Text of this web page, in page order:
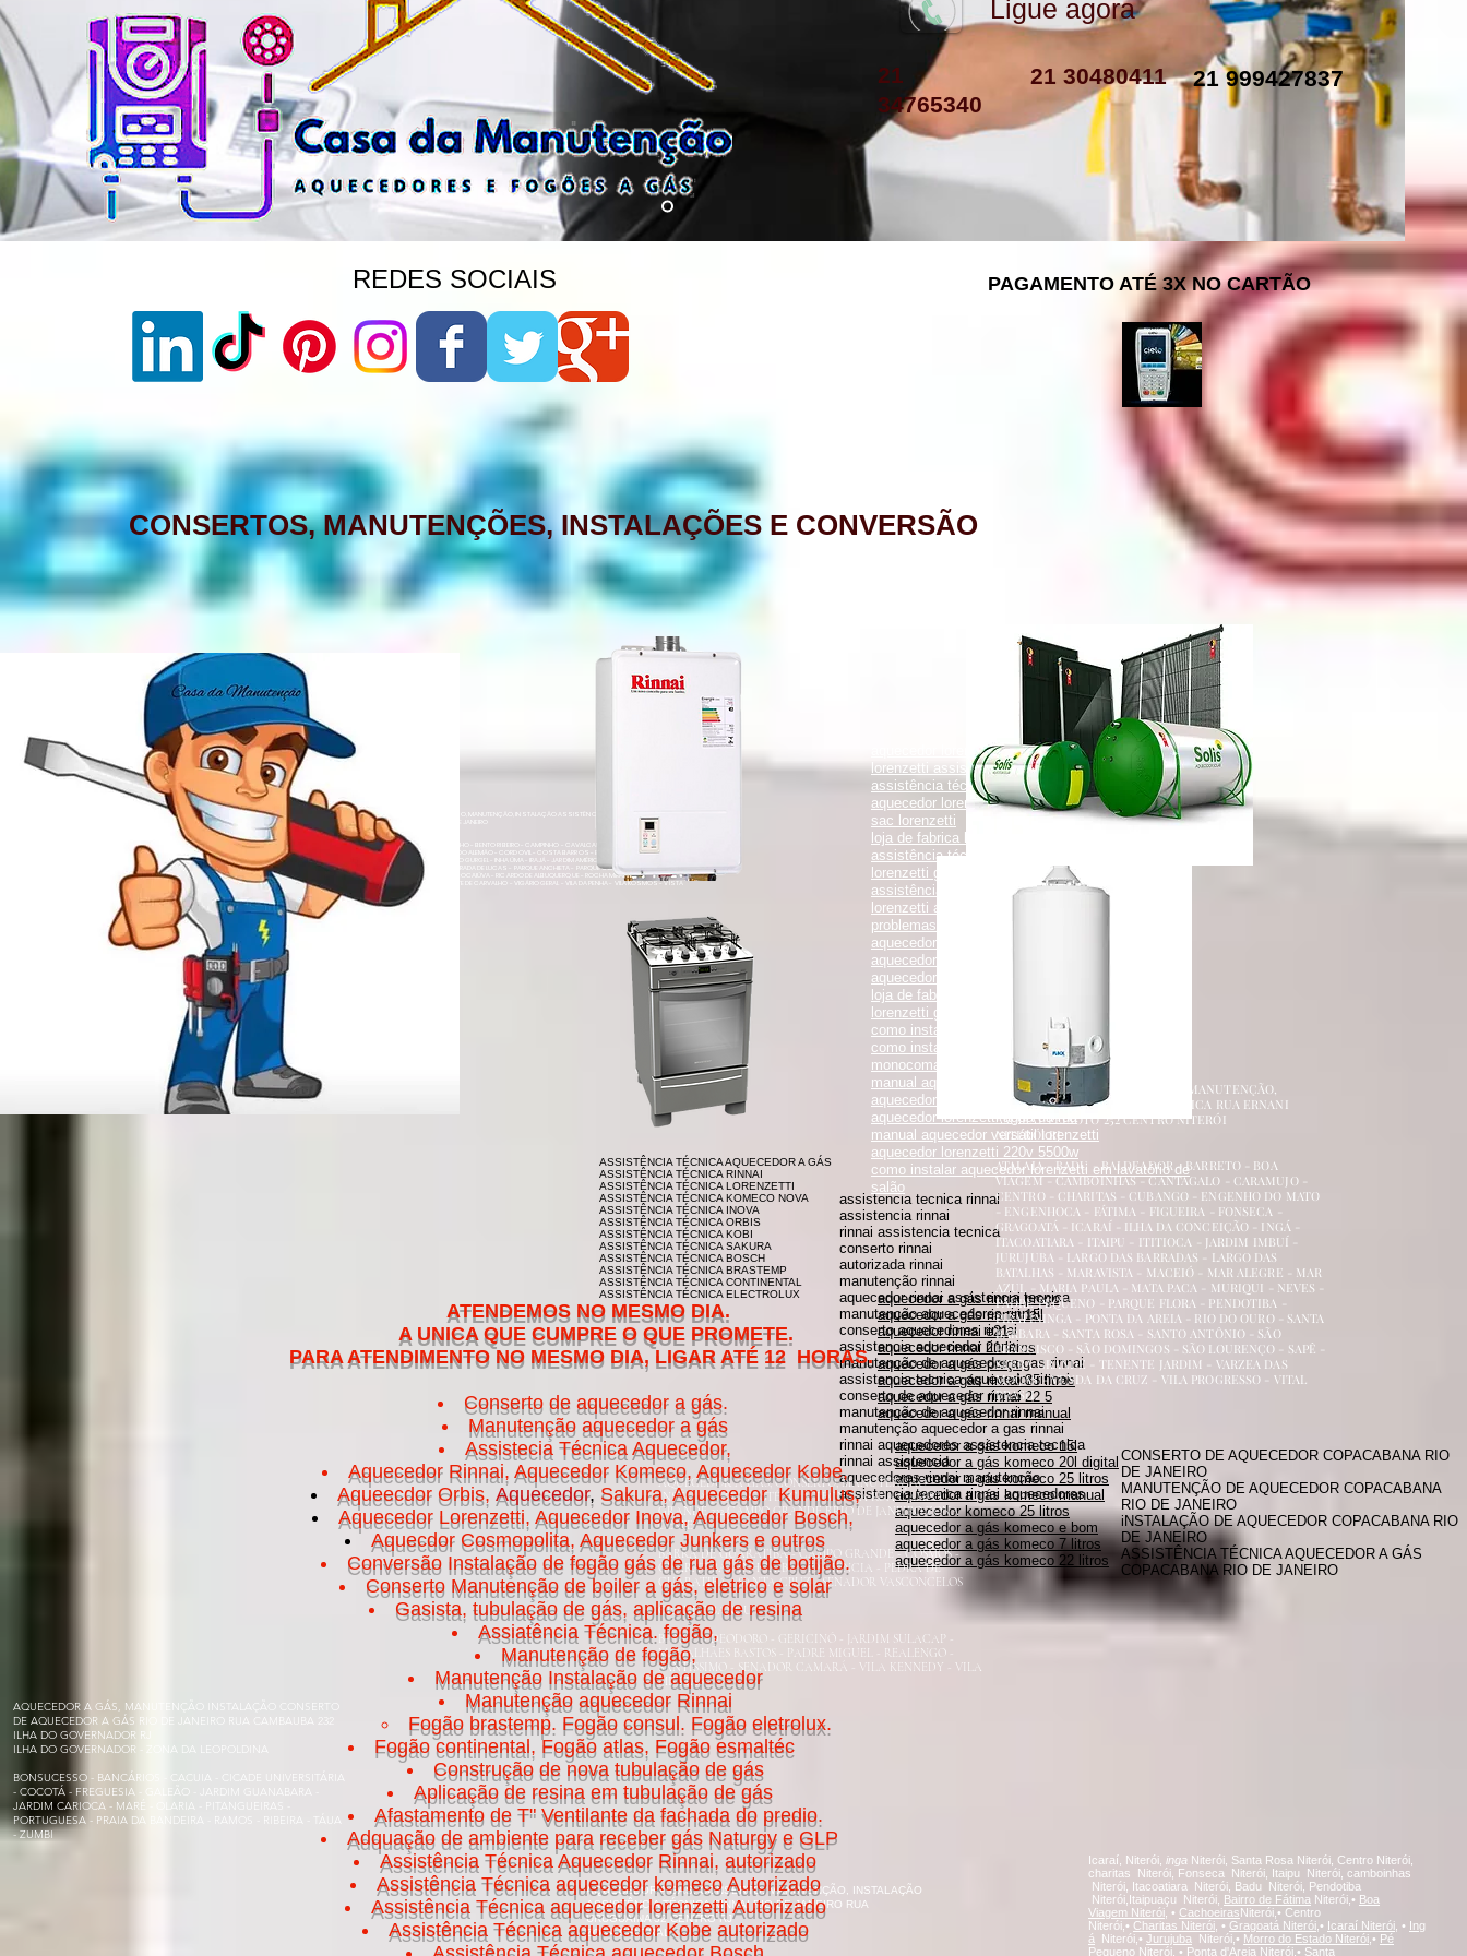
aquecedor a gás komeco 15l
aquecedor a gás komeco 20l digital
aquecedor a gás komeco 25 litros
aquecedor a gás komeco manual
aquecedor komeco 25 litros
aquecedor a gás komeco e bom
aquecedor a gás komeco 7 litros
aquecedor a gás komeco 22 litros
ASSISTÊNCIA TÉCNICA AQUECEDOR A GÁS
ASSISTÊNCIA TÉCNICA RINNAI
ASSISTÊNCIA TÉCNICA LORENZETTI
ASSISTÊNCIA TÉCNICA KOMECO NOVA
ASSISTÊNCIA TÉCNICA INOVA
ASSISTÊNCIA TÉCNICA ORBIS
ASSISTÊNCIA TÉCNICA KOBI
ASSISTÊNCIA TÉCNICA SAKURA
ASSISTÊNCIA TÉCNICA BOSCH
ASSISTÊNCIA TÉCNICA BRASTEMP
ASSISTÊNCIA TÉCNICA CONTINENTAL
ASSISTÊNCIA TÉCNICA ELECTROLUX
resistencia de boiler eletrico
resistencia eletrica boiler
resistencia para boiler preço
resistencia boiler komeco
aquecedor a gás rinnai preço
aquecedor a gás rinnai 15l
aquecedor rinnai e21
aquecedor rinnai 21 litros
aquecedor a gás preço
aquecedor a gás rinnai 35 litros
aquecedor a gás rinnai 22 5
aquecedor a gás rinnai manual
Ligue agora
21
34765340
21 30480411 21 999427837
CONSERTO DE AQUECEDOR COPACABANA RIO
DE JANEIRO
MANUTENÇÃO DE AQUECEDOR COPACABANA
RIO DE JANEIRO
iNSTALAÇÃO DE AQUECEDOR COPACABANA RIO
DE JANEIRO
ASSISTÊNCIA TÉCNICA AQUECEDOR A GÁS
COPACABANA RIO DE JANEIRO
assistencia tecnica rinnai
assistencia rinnai
rinnai assistencia tecnica
conserto rinnai
autorizada rinnai
manutenção rinnai
aquecedor rinnai assistencia tecnica
manutenção aquecedores rinnai
conserto aquecedores rinnai
assistencia aquecedor rinnai
manutenção de aquecedor a gas rinnai
assistencia tecnica aquecedor rinnai
conserto de aquecedor rinnai
manutenção de aquecedor rinnai
manutenção aquecedor a gas rinnai
rinnai aquecedores assistencia tecnica
rinnai assistencia
aquecedores rinnai manutenção
assistencia tecnica rinnai aquecedores
REDES SOCIAIS PAGAMENTO ATÉ 3X NO CARTÃO
CONSERTOS, MANUTENÇÕES, INSTALAÇÕES E CONVERSÃO
Icaraí, Niterói, inga Niterói, Santa Rosa Niterói, Centro Niterói,
charitas Niterói, Fonseca Niterói, Itaipu Niterói, camboinhas
Niterói, Itacoatiara Niterói, Badu Niterói, Pendotiba
Niterói,Itaipuaçu Niterói, Bairro de Fátima Niterói,• Boa
Viagem Niterói, • CachoeirasNiterói,• Centro
Niterói,• Charitas Niterói, • Gragoatá Niterói, • Icaraí Niterói, • Ing
á Niterói,• Jurujuba Niterói,• Morro do Estado Niterói, • Pé
Pequeno Niterói, • Ponta d'Areia Niterói, • Santa
aquecedor lorenzetti vazando
lorenzetti assistência técnica
assistência técnica chuveiro lorenzetti rj
aquecedor lorenzetti não esquenta muito
sac lorenzetti
loja de fabrica lorenzetti
assistência técnica lorenzetti lapa
lorenzetti garantia
assistência técnica chuveiro lorenzetti rj
lorenzetti assistência técnica
problemas com aquecedor a gás lorenzetti
aquecedor lorenzetti manual
aquecedor a gás lorenzetti
aquecedor a gás lorenzetti 15l
loja de fabrica lorenzetti
lorenzetti garantia
como instalar aquecedor versátil lorenzetti
como instalar aquecedor lorenzetti em torneira
monocomando
manual aquecedor lorenzetti
aquecedor lorenzetti 110v
aquecedor lorenzetti água da rua
manual aquecedor versátil lorenzetti
aquecedor lorenzetti 220v 5500w
como instalar aquecedor lorenzetti em lavatório de
salão
AQUECEDOR A GÁS , CONSERTO, MANUTENÇÃO, INSTALAÇÃO ASSISTÊNCIA TÉCNICA RUA PORTO FELIZ 371
LOJA A HONORIO GURGEL RIO DE JANEIRO
ZONA NORTE
ACARÍ - ANCHIETA - BARROS FILHO - BENTO RIBEIRO - CAMPINHO - CAVALCANTI - CASCADURA - COELHO
NETO - COLÉGIO - COMPLEXO DO ALEMÃO - CORDOVIL - COSTA BARROS - ENGENHO LEAL - ENGENHO DA
RAINHA - GUADALUPE - HONÓRIO GURGEL - INHAÚMA - IRAJÁ - JARDIM AMÉRICA - MADUREIRA - MARECHAL
HERMES - OSVALDO CRUZ - PARADA DE LUCAS - PARQUE ANCHIETA - PARQUE COLÚMBIA - PAVUNA - PENHA
- PENHA CIRCULAR - QUINTINO BOCAIÚVA - RICARDO DE ALBUQUERQUE - ROCHA MIRANDA - TOMÁS COELHO
- TURIAÇÚ - VAZ LOBO - VICENTE DE CARVALHO - VIGÁRIO GERAL - VILA DA PENHA - VILA KOSMOS - VISTA
ALEGRE
AQUECEDOR A GÁS, CONSERTO,
MANUTENÇÃO, INSTALAÇÃO, ASSISTÊNCIA
TÉCNICA RINNAI RUA BARATA RIBEIRO 232
COPACABANA RIO DE JANEIRO
BAIRROS DE ATENDIMENTO RJ
ZONA SUL
BOTAFOGO - CATETE - COPACABANA -
COSME VELHO - FLAMENGO - GÁVEA -
HUMAITÁ - IPANEMA - JARDIM BOTÂNICO -
LAGOA - LARANJEIRAS - LEBLON - LEME -
ROCINHA - SÃO CONRADO - URCA
AQUECEDOR A GÁS, CONSERTO, MANUTENÇÃO,
INSTALAÇÃO, ASSISTÊNCIA TÉCNICA RUA ERNANI
AMARAL PEIXOTO 252 CENTRO NITERÓI
NITERÓI RJ
ATALAIA - BADU - BALDEADOR - BARRETO - BOA
VIAGEM - CAMBOINHAS - CANTAGALO - CARAMUJO -
CENTRO - CHARITAS - CUBANGO - ENGENHO DO MATO
- ENGENHOCA - FÁTIMA - FIGUEIRA - FONSECA -
GRAGOATÁ - ICARAÍ - ILHA DA CONCEIÇÃO - INGÁ -
ITACOATIARA - ITAIPU - ITITIOCA - JARDIM IMBUÍ -
JURUJUBA - LARGO DAS BARRADAS - LARGO DAS
BATALHAS - MARAVISTA - MACEIÓ - MAR ALEGRE - MAR
AZUL - MARIA PAULA - MATA PACA - MURIQUI - NEVES -
PADRE PEQUENO - PARQUE FLORA - PENDOTIBA -
PIRATININGA - PONTA DA AREIA - RIO DO OURO - SANTA
BÁRBARA - SANTA ROSA - SANTO ANTÔNIO - SÃO
FRANCISCO - SÃO DOMINGOS - SÃO LOURENÇO - SAPÊ -
SERRA GRANDE - TENENTE JARDIM - VARZEA DAS
MOÇAS - VENDA DA CRUZ - VILA PROGRESSO - VITAL
BRASIL
AQUECEDOR A GÁS, CONSERTO, MANUTENÇÃO
INSTALAÇÃO ASSISTÊNCIA TÉCNICA RUA CAMPO
GRANDE 232 CAMPO GRANDE RRIO DE JANEIRO ZONA
OESTE
BARRA DE GUARATIBA - CAMPO GRANDE - COSMOS -
GUARATIBA - INHOAÍBA - PACIÊNCIA - PEDRA DE
GUARATIBA - SANTA CRUZ - SENADOR VASCONCELOS
GRANDE BANGU
BANGU - DEODORO - GERICINÓ - JARDIM SULACAP -
MAGALHÃES BASTOS - PADRE MIGUEL - REALENGO -
SANTÍSSIMO - SENADOR CAMARÁ - VILA KENNEDY - VILA
MILITAR
AQUECEDOR A GÁS, MANUTENÇÃO INSTALAÇÃO CONSERTO
DE AQUECEDOR A GÁS RIO DE JANEIRO RUA CAMBAUBA 232
ILHA DO GOVERNADOR RJ
ILHA DO GOVERNADOR - ZONA DA LEOPOLDINA
BONSUCESSO - BANCÁRIOS - CACUIA - CICADE UNIVERSITÁRIA
- COCOTÁ - FREGUESIA - GALEÃO - JARDIM GUANABARA -
JARDIM CARIOCA - MARÉ - OLARIA - PITANGUEIRAS -
PORTUGUESA - PRAIA DA BANDEIRA - RAMOS - RIBEIRA - TÁUA
- ZUMBI
AQUECEDOR A GÁS, CONSERTO, MANUTENÇÃO, INSTALAÇÃO
ASSISTÊNCIA TÉCNICA RINNAI RIO DE JANEIRO RUA
URUGUAINA 32 CENTRO RJ
ZONA CENTRAL
ATENDEMOS NO MESMO DIA.
A UNICA QUE CUMPRE O QUE PROMETE.
PARA ATENDIMENTO NO MESMO DIA, LIGAR ATÉ 12 HORAS.
Conserto de aquecedor a gás.
Manutenção aquecedor a gás
Assistecia Técnica Aquecedor,
Aquecedor Rinnai, Aquecedor Komeco, Aquecedor Kobe,
Aqueecdor Orbis, Aquecedor, Sakura, Aquecedor Kumulus,
Aquecedor Lorenzetti, Aquecedor Inova, Aquecedor Bosch,
Aquecdor Cosmopolita, Aquecedor Junkers e outros
Conversão Instalação de fogão gás de rua gás de botijão.
Conserto Manutenção de boiler a gás, eletrico e solar
Gasista, tubulação de gás, aplicação de resina
Assiatência Técnica. fogão,
Manutenção de fogão,
Manutenção Instalação de aquecedor
Manutenção aquecedor Rinnai
Fogão brastemp. Fogão consul. Fogão eletrolux.
Fogão continental, Fogão atlas, Fogão esmaltéc
Construção de nova tubulação de gás
Aplicação de resina em tubulação de gás
Afastamento de T" Ventilante da fachada do predio.
Adquação de ambiente para receber gás Naturgy e GLP
Assistência Técnica Aquecedor Rinnai, autorizado
Assistência Técnica aquecedor komeco Autorizado
Assistência Técnica aquecedor lorenzetti Autorizado
Assistência Técnica aquecedor Kobe autorizado